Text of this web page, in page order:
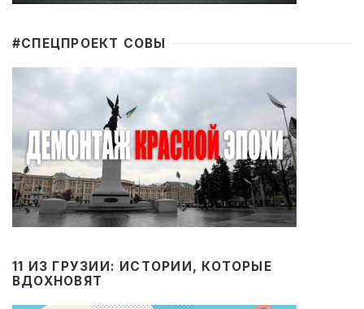
#CПЕЦПРОЕКТ СОВЫ
11 ИЗ ГРУЗИИ: ИСТОРИИ, КОТОРЫЕ
ВДОХНОВЯТ